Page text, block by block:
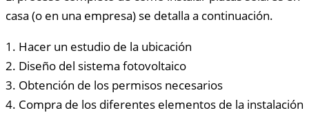
casa (o en una empresa) se detalla a continuación.
1. Hacer un estudio de la ubicación
2. Diseño del sistema fotovoltaico
3. Obtención de los permisos necesarios
4. Compra de los diferentes elementos de la instalación